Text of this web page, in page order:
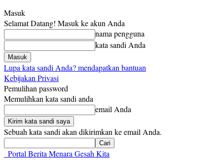
Masuk
Selamat Datang! Masuk ke akun Anda
nama pengguna
kata sandi Anda
Lupa kata sandi Anda? mendapatkan bantuan
Kebijakan Privasi
Pemulihan password
Memulihkan kata sandi anda
email Anda
Sebuah kata sandi akan dikirimkan ke email Anda.
Portal Berita Menara Gesah Kita